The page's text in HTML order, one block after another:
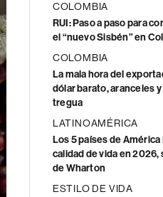
COLOMBIA
RUI: Paso a paso para
el “nuevo Sisbén” en
COLOMBIA
La mala hora del
dólar barato, aranceles
tregua
LATINOAMÉRICA
Los 5 países de
calidad de vida en
de Wharton
ESTILO DE VIDA